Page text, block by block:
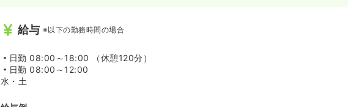
治療や検査等についての説明や情報の提供に際しては、正確に伝えるだけではなく、
りやすい説明を行って、理解と合意を得られるように努めます。
◆4.患者さんの意思を尊重します。
給与 ※以下の勤務時間の場合
日勤 08:00～18:00 （休憩120分）
日勤 08:00～12:00
水・土